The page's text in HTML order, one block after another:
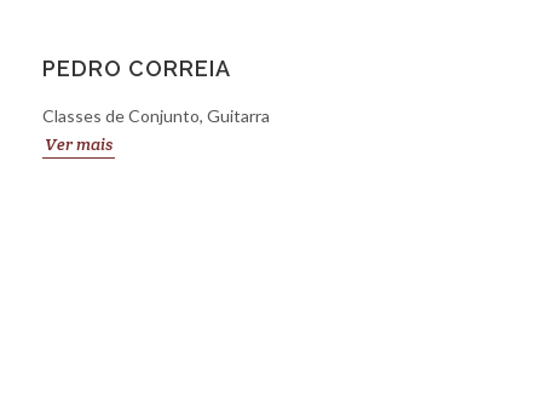
PEDRO CORREIA
Classes de Conjunto, Guitarra
Ver mais